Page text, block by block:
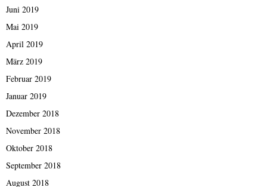
Juni 2019
Mai 2019
April 2019
März 2019
Februar 2019
Januar 2019
Dezember 2018
November 2018
Oktober 2018
September 2018
August 2018